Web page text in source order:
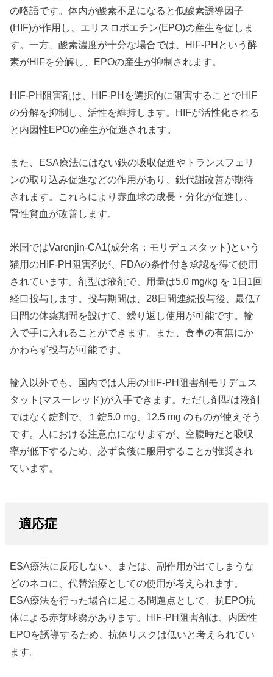
の略語です。体内が酸素不足になると低酸素誘導因子
(HIF)が作用し、エリスロポエチン(EPO)の産生を促しま
す。一方、酸素濃度が十分な場合では、HIF-PHという酵
素がHIFを分解し、EPOの産生が抑制されます。
HIF-PH阻害剤は、HIF-PHを選択的に阻害することでHIF
の分解を抑制し、活性を維持します。HIFが活性化される
と内因性EPOの産生が促進されます。
また、ESA療法にはない鉄の吸収促進やトランスフェリ
ンの取り込み促進などの作用があり、鉄代謝改善が期待
されます。これらにより赤血球の成長・分化が促進し、
腎性貧血が改善します。
米国ではVarenjin-CA1(成分名：モリデュスタット)という
猫用のHIF-PH阻害剤が、FDAの条件付き承認を得て使用
されています。剤型は液剤で、用量は5.0 mg/kg を 1日1回
経口投与します。投与期間は、28日間連続投与後、最低7
日間の休薬期間を設けて、繰り返し使用が可能です。輸
入で手に入れることができます。また、食事の有無にか
かわらず投与が可能です。
輸入以外でも、国内では人用のHIF-PH阻害剤モリデュス
タット(マスーレッド)が入手できます。ただし剤型は液剤
ではなく錠剤で、１錠5.0 mg、12.5 mg のものが使えそう
です。人における注意点になりますが、空腹時だと吸収
率が低下するため、必ず食後に服用することが推奨され
ています。
適応症
ESA療法に反応しない、または、副作用が出てしまうな
どのネコに、代替治療としての使用が考えられます。
ESA療法を行った場合に起こる問題点として、抗EPO抗
体による赤芽球癆があります。HIF-PH阻害剤は、内因性
EPOを誘導するため、抗体リスクは低いと考えられてい
ます。